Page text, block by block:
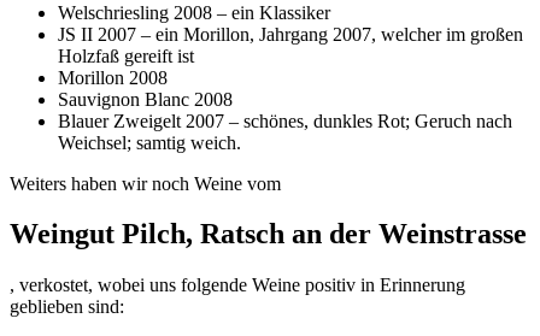
Welschriesling 2008 – ein Klassiker
JS II 2007 – ein Morillon, Jahrgang 2007, welcher im großen
Holzfaß gereift ist
Morillon 2008
Sauvignon Blanc 2008
Blauer Zweigelt 2007 – schönes, dunkles Rot; Geruch nach
Weichsel; samtig weich.
Weiters haben wir noch Weine vom
Weingut Pilch, Ratsch an der Weinstrasse
, verkostet, wobei uns folgende Weine positiv in Erinnerung
geblieben sind: